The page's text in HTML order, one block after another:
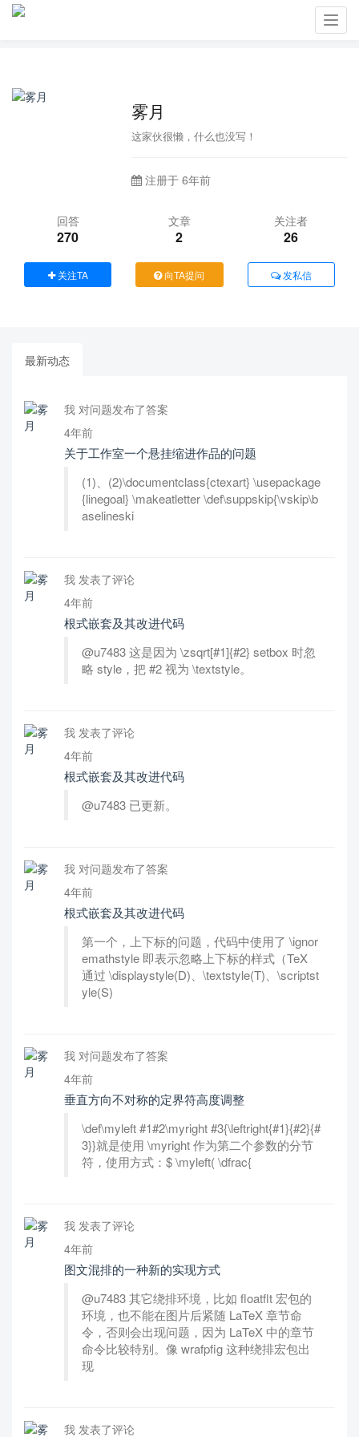
雾月
这家伙很懒，什么也没写！
注册于 6年前
回答
270
文章
2
关注者
26
关注TA 向TA提问 发私信
最新动态
我 对问题发布了答案
4年前
关于工作室一个悬挂缩进作品的问题
(1)、(2)\documentclass{ctexart} \usepackage
{linegoal} \makeatletter \def\suppskip{\vskip\b
aselineski
我 发表了评论
4年前
根式嵌套及其改进代码
@u7483 这是因为 \zsqrt[#1]{#2} setbox 时忽
略 style，把 #2 视为 \textstyle。
我 发表了评论
4年前
根式嵌套及其改进代码
@u7483 已更新。
我 对问题发布了答案
4年前
根式嵌套及其改进代码
第一个，上下标的问题，代码中使用了 \ignor
emathstyle 即表示忽略上下标的样式（TeX
通过 \displaystyle(D)、\textstyle(T)、\scriptst
yle(S)
我 对问题发布了答案
4年前
垂直方向不对称的定界符高度调整
\def\myleft #1#2\myright #3{\leftright{#1}{#2}{#
3}}就是使用 \myright 作为第二个参数的分节
符，使用方式：$ \myleft( \dfrac{
我 发表了评论
4年前
图文混排的一种新的实现方式
@u7483 其它绕排环境，比如 floatflt 宏包的
环境，也不能在图片后紧随 LaTeX 章节命
令，否则会出现问题，因为 LaTeX 中的章节
命令比较特别。像 wrafpfig 这种绕排宏包出
现
我 发表了评论